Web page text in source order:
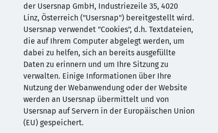
der Usersnap GmbH, Industriezeile 35, 4020
Linz, Österreich ("Usersnap") bereitgestellt wird.
Usersnap verwendet "Cookies", d.h. Textdateien,
die auf Ihrem Computer abgelegt werden, um
dabei zu helfen, sich an bereits ausgefüllte
Daten zu erinnern und um Ihre Sitzung zu
verwalten. Einige Informationen über Ihre
Nutzung der Webanwendung oder der Website
werden an Usersnap übermittelt und von
Usersnap auf Servern in der Europäischen Union
(EU) gespeichert.